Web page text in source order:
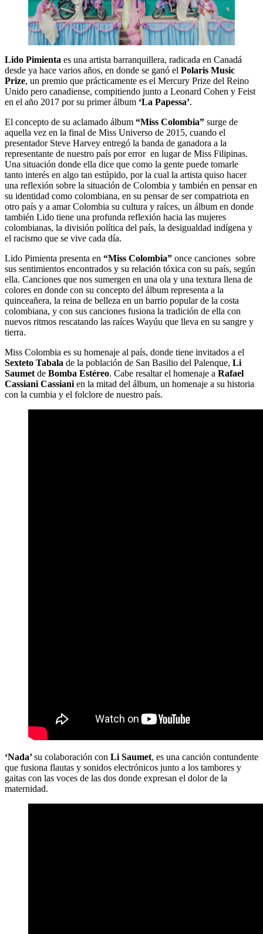
Lido Pimienta es una artista barranquillera, radicada en Canadá
desde ya hace varios años, en donde se ganó el Polaris Music
Prize, un premio que prácticamente es el Mercury Prize del Reino
Unido pero canadiense, compitiendo junto a Leonard Cohen y Feist
en el año 2017 por su primer álbum ‘La Papessa’.
El concepto de su aclamado álbum “Miss Colombia” surge de
aquella vez en la final de Miss Universo de 2015, cuando el
presentador Steve Harvey entregó la banda de ganadora a la
representante de nuestro país por error en lugar de Miss Filipinas.
Una situación donde ella dice que como la gente puede tomarle
tanto interés en algo tan estúpido, por la cual la artista quiso hacer
una reflexión sobre la situación de Colombia y también en pensar en
su identidad como colombiana, en su pensar de ser compatriota en
otro país y a amar Colombia su cultura y raíces, un álbum en donde
también Lido tiene una profunda reflexión hacia las mujeres
colombianas, la división política del país, la desigualdad indígena y
el racismo que se vive cada día.
Lido Pimienta presenta en “Miss Colombia” once canciones sobre
sus sentimientos encontrados y su relación tóxica con su país, según
ella. Canciones que nos sumergen en una ola y una textura llena de
colores en donde con su concepto del álbum representa a la
quinceañera, la reina de belleza en un barrio popular de la costa
colombiana, y con sus canciones fusiona la tradición de ella con
nuevos ritmos rescatando las raíces Wayúu que lleva en su sangre y
tierra.
Miss Colombia es su homenaje al país, donde tiene invitados a el
Sexteto Tabala de la población de San Basilio del Palenque, Li
Saumet de Bomba Estéreo. Cabe resaltar el homenaje a Rafael
Cassiani Cassiani en la mitad del álbum, un homenaje a su historia
con la cumbia y el folclore de nuestro país.
‘Nada’su colaboración con Li Saumet, es una canción contundente
que fusiona flautas y sonidos electrónicos junto a los tambores y
gaitas con las voces de las dos donde expresan el dolor de la
maternidad.